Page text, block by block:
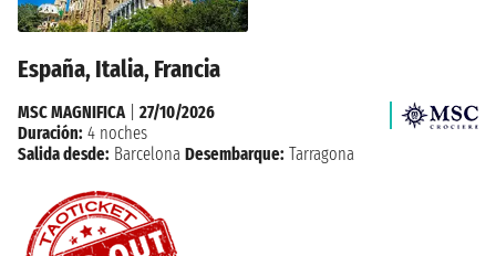
España, Italia, Francia
MSC MAGNIFICA| 27/10/2026
Duración: 4 noches
Salida desde: Barcelona Desembarque: Tarragona